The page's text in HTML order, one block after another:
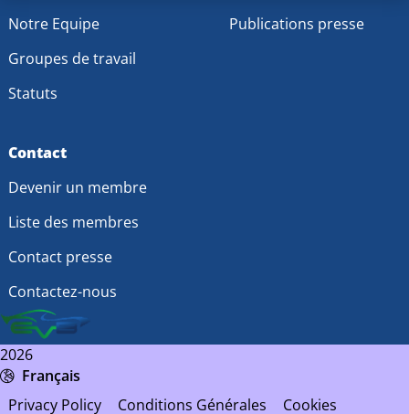
Notre Equipe
Groupes de travail
Statuts
Publications presse
Contact
Devenir un membre
Liste des membres
Contact presse
Contactez-nous
2026
Français
Privacy Policy
Conditions Générales Cookies